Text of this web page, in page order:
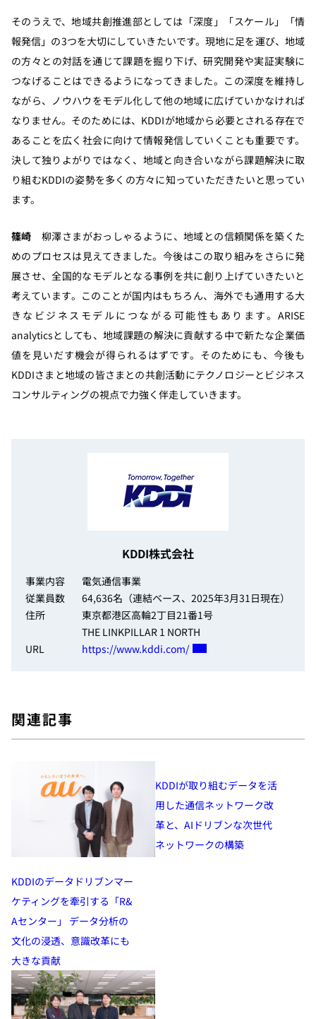
そのうえで、地域共創推進部としては「深度」「スケール」「情
報発信」の3つを大切にしていきたいです。現地に足を運び、地域
の方々との対話を通じて課題を掘り下げ、研究開発や実証実験に
つなげることはできるようになってきました。この深度を維持し
ながら、ノウハウをモデル化して他の地域に広げていかなければ
なりません。そのためには、KDDIが地域から必要とされる存在で
あることを広く社会に向けて情報発信していくことも重要です。
決して独りよがりではなく、地域と向き合いながら課題解決に取
り組むKDDIの姿勢を多くの方々に知っていただきたいと思ってい
ます。
篠崎
柳澤さまがおっしゃるように、地域との信頼関係を築くた
めのプロセスは見えてきました。今後はこの取り組みをさらに発
展させ、全国的なモデルとなる事例を共に創り上げていきたいと
考えています。このことが国内はもちろん、海外でも通用する大
きなビジネスモデルにつながる可能性もあります。ARISE
analyticsとしても、地域課題の解決に貢献する中で新たな企業価
値を見いだす機会が得られるはずです。そのためにも、今後も
KDDIさまと地域の皆さまとの共創活動にテクノロジーとビジネス
コンサルティングの視点で力強く伴走していきます。
KDDI株式会社
事業内容
電気通信事業
従業員数
64,636名（連結ベース、2025年3月31日現在）
住所
東京都港区高輪2丁目21番1号
THE LINKPILLAR 1 NORTH
URL
https://www.kddi.com/
関連記事
KDDIのデータドリブンマー
ケティングを牽引する「R&
Aセンター」 データ分析の
文化の浸透、意識改革にも
大きな貢献
KDDIが取り組むデータを活
用した通信ネットワーク改
革と、AIドリブンな次世代
ネットワークの構築